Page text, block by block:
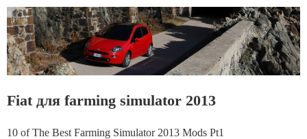
Fiat для farming simulator 2013
10 of The Best Farming Simulator 2013 Mods Pt1